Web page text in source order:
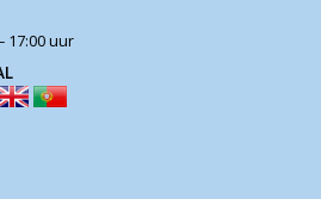
17:00 uur